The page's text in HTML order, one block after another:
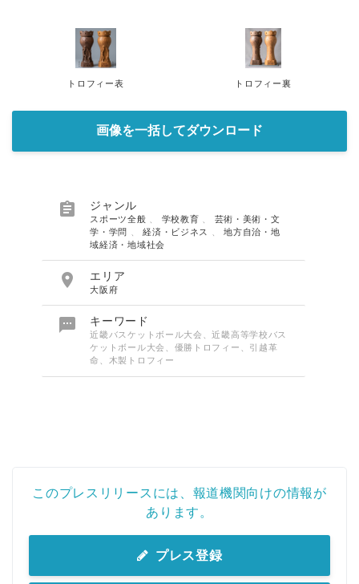
トロフィー表 トロフィー裏
画像を一括してダウンロード
 ジャンル
スポーツ全般 学校教育
芸術・美術・文
学・学問
、経済・ビジネス 、地方自治・地
域経済・地域社会
 エリア
大阪府
 キーワード
近畿バスケットボール大会、近畿高等学校バス
ケットボール大会、優勝トロフィー、引越革
命、木製トロフィー
このプレスリリースには、報道機関向けの情報が
あります。
プレス登録